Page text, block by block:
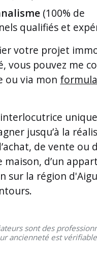
(100% de
qualifiés et
votre projet
vous pouvez me
ou via mon
interlocutrice
jusqu’à la
de vente ou
maison, d’un
sur la région
sont des
ancienneté est